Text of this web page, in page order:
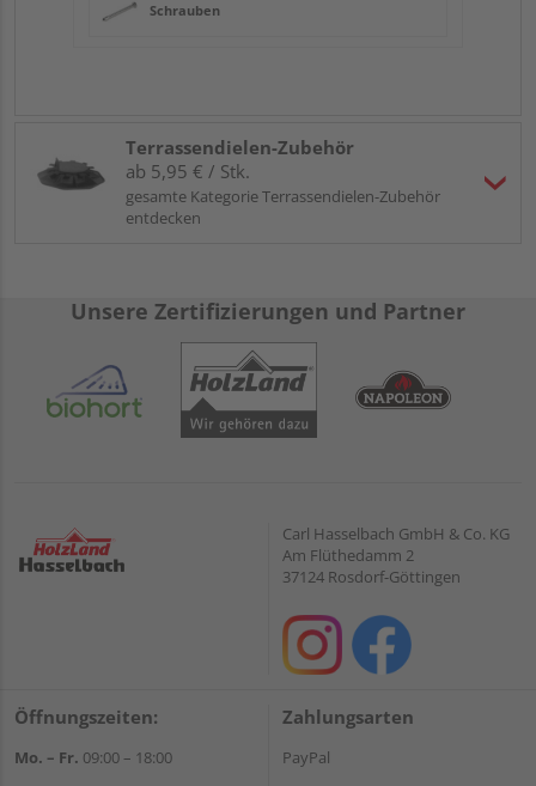
Schrauben
Terrassendielen-Zubehör
ab 5,95 € / Stk.
gesamte Kategorie Terrassendielen-Zubehör
entdecken
Unsere Zertifizierungen und Partner
Carl Hasselbach GmbH & Co. KG
Am Flüthedamm 2
37124 Rosdorf-Göttingen
Öffnungszeiten:
Mo. – Fr. 09:00 – 18:00
Zahlungsarten
PayPal